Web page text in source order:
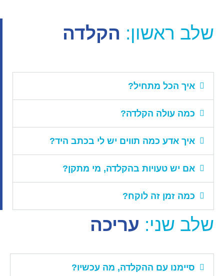
שלב ראשון: הקלדה
איך הכל מתחיל?
כמה עולה הקלדה?
איך אדע כמה תווים יש לי בכתב היד?
אם יש טעויות בהקלדה, מי מתקן?
כמה זמן זה לוקח?
שלב שני: עריכה
סיימנו עם ההקלדה, מה עכשיו?